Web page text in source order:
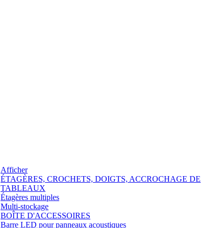
Afficher
ÉTAGÈRES, CROCHETS, DOIGTS, ACCROCHAGE DE
TABLEAUX
Étagères multiples
Multi-stockage
BOÎTE D'ACCESSOIRES
Barre LED pour panneaux acoustiques